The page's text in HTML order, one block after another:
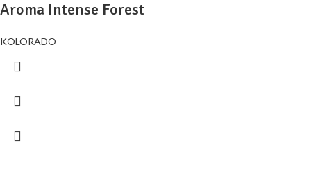
Aroma Intense Forest
KOLORADO